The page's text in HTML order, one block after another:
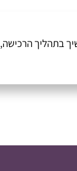
בתהליך הרכישה,